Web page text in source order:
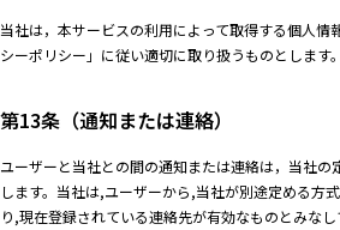
当社は，本サービスの利用によって取得する個人情
シーポリシー」に従い適切に取り扱うものとします。
第13条（通知または連絡）
ユーザーと当社との間の通知または連絡は，当社の
します。当社は,ユーザーから,当社が別途定める方
り,現在登録されている連絡先が有効なものとみな